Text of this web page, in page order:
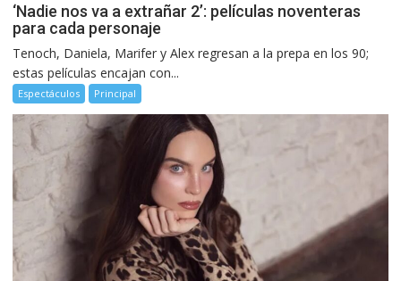
‘Nadie nos va a extrañar 2’: películas noventeras
para cada personaje
Tenoch, Daniela, Marifer y Alex regresan a la prepa en los 90;
estas películas encajan con...
Espectáculos Principal